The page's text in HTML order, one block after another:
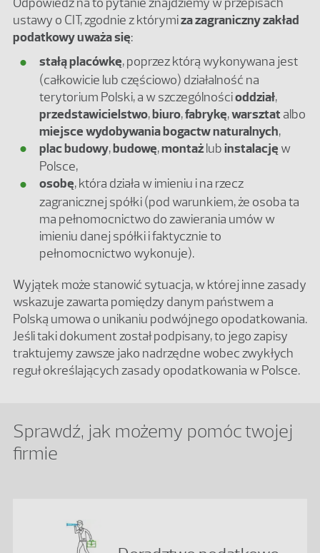
ustawy o CIT, zgodnie z którymiza zagraniczny zakład
podatkowy uważa się:
stałą placówkę, poprzez którą wykonywana jest
(całkowicie lub częściowo) działalność na
terytorium Polski, a w szczególnościoddział,
przedstawicielstwo,biuro,fabrykę,warsztat albo
miejsce wydobywania bogactw naturalnych,
plac budowy,budowę,montażlubinstalację w
Polsce,
osobę, która działa w imieniu i na rzecz
zagranicznej spółki (pod warunkiem, że osoba ta
ma pełnomocnictwo do zawierania umów w
imieniu danej spółki i faktycznie to
pełnomocnictwo wykonuje).
Wyjątek może stanowić sytuacja, w której inne zasady
wskazuje zawarta pomiędzy danym państwem a
Polską umowa o unikaniu podwójnego opodatkowania.
Jeśli taki dokument został podpisany, to jego zapisy
traktujemy zawsze jako nadrzędne wobec zwykłych
reguł określających zasady opodatkowania w Polsce.
Sprawdź, jak możemy pomóc twojej
firmie